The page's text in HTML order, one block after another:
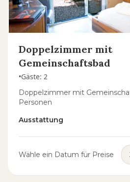
Doppelzimmer mit
Gemeinschaftsbad
•Gäste: 2
Doppelzimmer mit
Personen
Ausstattung
Wähle ein Datum für Preise